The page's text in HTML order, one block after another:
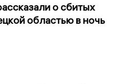
о сбитых
областью в ночь